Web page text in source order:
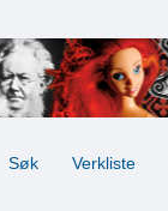
Søk Verkliste